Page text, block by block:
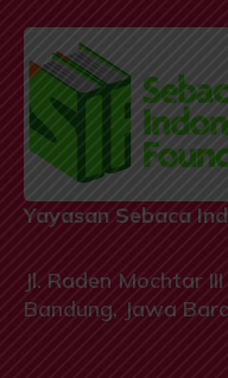
Yayasan Sebaca
Jl. Raden Mochtar
Bandung, Jawa